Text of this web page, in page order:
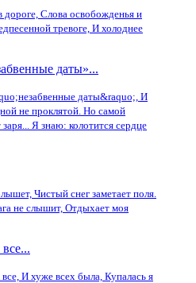
дороге, Слова освобожденья и
тревоге, И холоднее
даты»...
даты&raquo;, И
не проклятой. Но самой
Я знаю: колотится сердце
Чистый снег заметает поля.
не слышит, Отдыхает моя
И хуже всех была, Купалась я